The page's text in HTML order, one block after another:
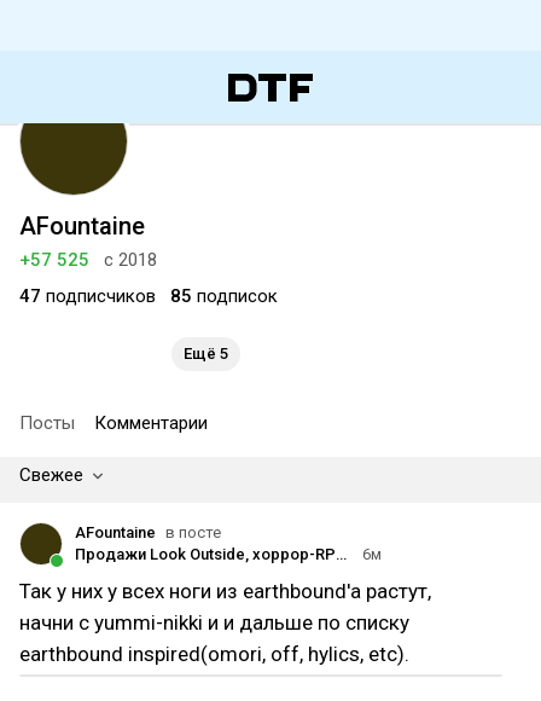
AFountaine
+57 525
с 2018
47 подписчиков 85 подписок
Ещё 5
Посты Комментарии
Свежее
AFountaine в посте
Продажи Look Outside, хоррор-RPG от издательства Devolver Digital, превысили 500 тысяч копий
6м
Так у них у всех ноги из earthbound'а растут,
начни с yummi-nikki и и дальше по списку
earthbound inspired(omori, off, hylics, etc).